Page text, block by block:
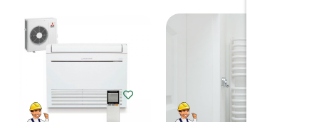
Choisir